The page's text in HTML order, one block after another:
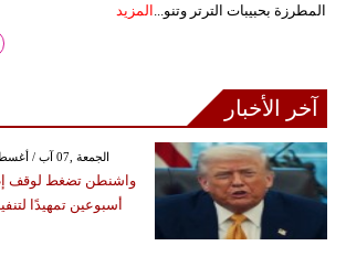
المطرزة بحبيبات الترتر وتنو... المزيد
آخر الأخبار
GMT 21:30 2026 الجمعة ,07 آب / أغسطس
واشنطن تضغط لوقف
أسبوعين تمهيدًا